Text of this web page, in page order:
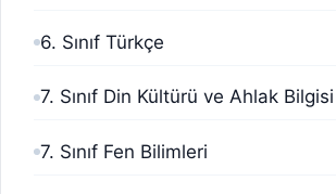
6. Sınıf Türkçe
7. Sınıf Din Kültürü ve Ahlak Bilgisi
7. Sınıf Fen Bilimleri